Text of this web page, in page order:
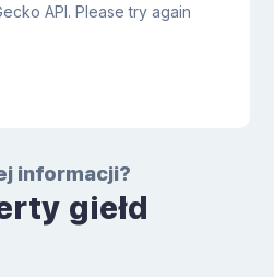
informacji?
giełd